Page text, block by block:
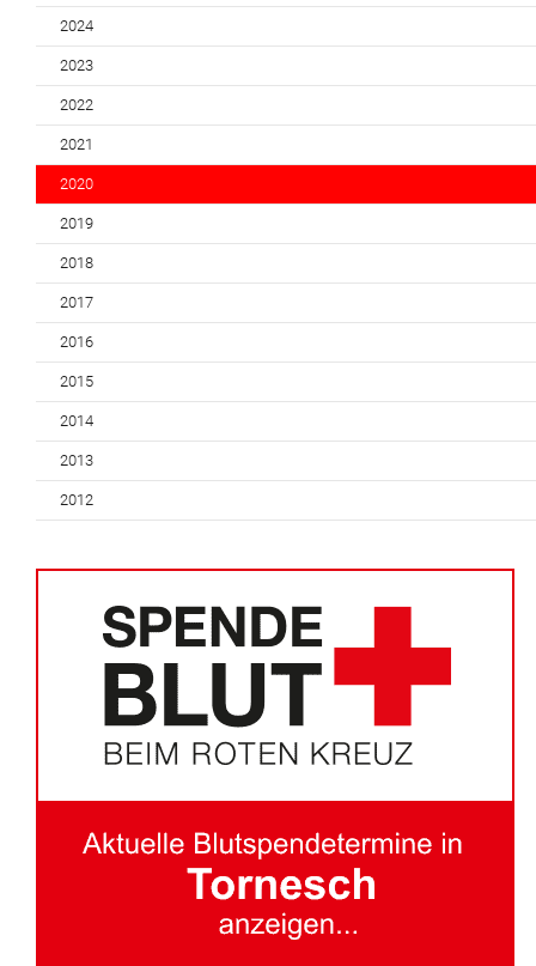
2024
2023
2022
2021
2020
2019
2018
2017
2016
2015
2014
2013
2012